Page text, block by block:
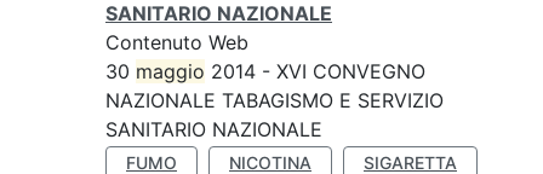
SANITARIO NAZIONALE
Contenuto Web
30 maggio 2014 - XVI CONVEGNO
NAZIONALE TABAGISMO E SERVIZIO
SANITARIO NAZIONALE
FUMO NICOTINA
SIGARETTA